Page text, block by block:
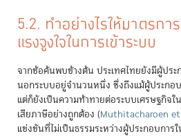
5.2. ทำอย่างไรให้มาตรก
แรงจูงใจในการเข้าระบบ
จากข้อค้นพบข้างต้น ประเทศไทยยังมีผู้ปร
นอกระบบอยู่จำนวนหนึ่ง ซึ่งถึงแม้ผู้ประกอบ
แต่ก็ยังเป็นความท้าทายต่อระบบเศรษฐกิจ
เสียภาษีอย่างถูกต้อง (Muthitacharoen et
แข่งขันที่ไม่เป็นธรรมระหว่างผู้ประกอบการ